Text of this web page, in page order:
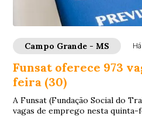
Campo Grande - MS
Funsat oferece 973
feira (30)
A Funsat (Fundação Social do
vagas de emprego nesta quinta-